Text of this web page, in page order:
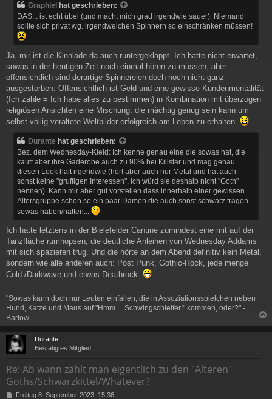
Graphiel hat geschrieben:
DAS... ist echt übel (und macht mich grad irgendwie sauer). Niemand
sollte sich privat wg. irgendwelchen Spinnern so einschränken müssen!
Ja, mir ist die Kinnlade da auch runtergeklappt. Ich hatte nicht erwartet,
sowas in der heutigen Zeit noch einmal hören zu müssen, aber
offensichtlich sind derartige Spinnereien doch noch nicht ganz
ausgestorben. Offensichtlich ist Geld und eine gewisse Kundenmentalität
(Ich zahle = Ich habe alles zu bestimmen) in Kombination mit überzogen
religiösen Ansichten eine Mischung, die mächtig genug sein kann um
selbst völlig veraltete Weltbilder erfolgreich am Leben zu erhalten.
Durante hat geschrieben:
Bez. dem Wednesday-Kleid: Ich kenne genau eine die sowas hat, die
kauft aber ihre Gaderobe auch zu 90% bei Killstar und mag genau
diesen Look halt irgendwie (hört aber auch nur Metal und hat auch
sonst keine "gruftigen Interessen", ich würd sie deshalb nicht "Goth"
nennen). Kann mir aber gut vorstellen dass innerhalb einer gewissen
Altersgruppe schon so ein paar Damen die auch sonst schwarz tragen
sowas haben/hatten...
Ich hatte letztens in der Bielefelder Cantine zumindest eine mit auf der
Tanzfläche rumhopsen, die deutliche Anleihen von Wednesday Addams
mit sich spazieren trug. Und die hörte an dem Abend definitiv kein Metal,
sondern wie alle anderen auch: Post Punk, Gothic-Rock, jede menge
Cold-/Darkwave und etwas Deathrock.
"Sowas kann doch nur Leuten einfallen, die in Assoziationsspielchen neben
Hund, Katze und Maus auf "Hmm.... Schwingschleifer!" kommen, oder?" -
Barlow
a
Durante
Bestätigtes Mitglied
Re: Ab wann zählt man eigentlich zu den "Älteren"
Goths/Schwarzkittel/Whatever?
BFreitag 8. September 2023, 15:36